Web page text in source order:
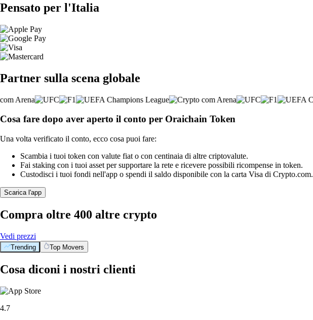
Pensato per l'Italia
Partner sulla scena globale
Cosa fare dopo aver aperto il conto per Oraichain Token
Una volta verificato il conto, ecco cosa puoi fare:
Scambia i tuoi token con valute fiat o con centinaia di altre criptovalute.
Fai staking con i tuoi asset per supportare la rete e ricevere possibili ricompense in token.
Custodisci i tuoi fondi nell'app o spendi il saldo disponibile con la carta Visa di Crypto.com.
Scarica l'app
Compra oltre 400 altre crypto
Vedi prezzi
Trending Top Movers
Cosa diconi i nostri clienti
4.7